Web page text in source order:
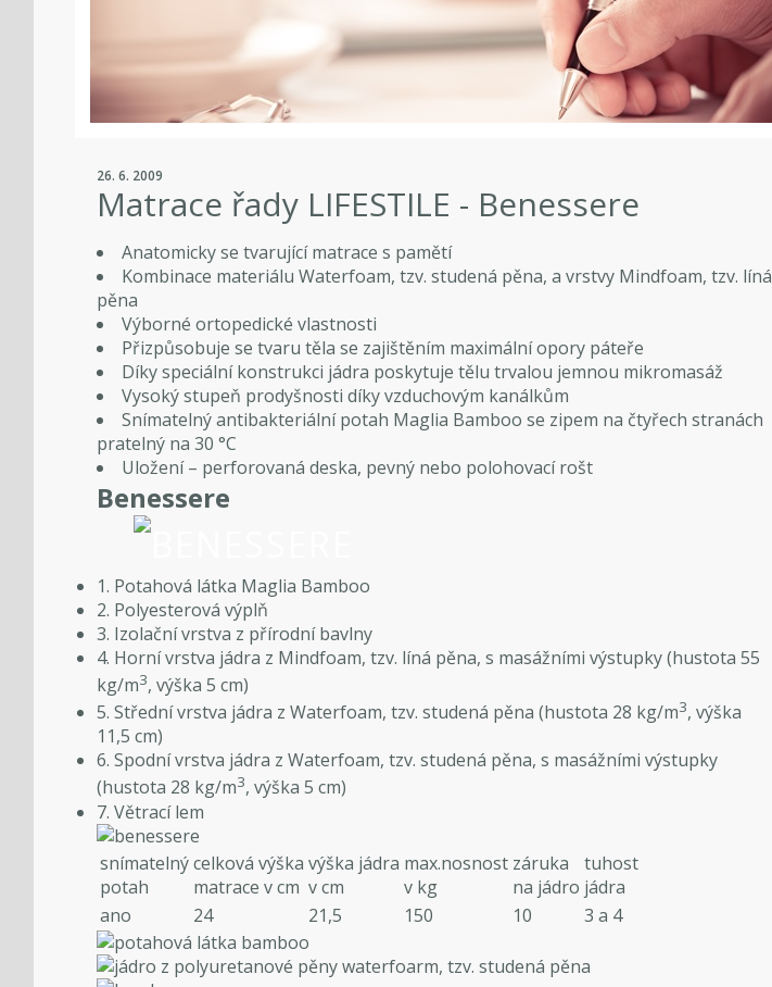
26. 6. 2009
Matrace řady LIFESTILE - Benessere
Anatomicky se tvarující matrace s pamětí
Kombinace materiálu Waterfoam, tzv. studená pěna, a vrstvy Mindfoam, tzv. líná
pěna
Výborné ortopedické vlastnosti
Přizpůsobuje se tvaru těla se zajištěním maximální opory páteře
Díky speciální konstrukci jádra poskytuje tělu trvalou jemnou mikromasáž
Vysoký stupeň prodyšnosti díky vzduchovým kanálkům
Snímatelný antibakteriální potah Maglia Bamboo se zipem na čtyřech stranách
pratelný na 30 °C
Uložení – perforovaná deska, pevný nebo polohovací rošt
Benessere
1. Potahová látka Maglia Bamboo
2. Polyesterová výplň
3. Izolační vrstva z přírodní bavlny
4. Horní vrstva jádra z Mindfoam, tzv. líná pěna, s masážními výstupky (hustota 55
kg/m3, výška 5 cm)
5. Střední vrstva jádra z Waterfoam, tzv. studená pěna (hustota 28 kg/m3, výška
11,5 cm)
6. Spodní vrstva jádra z Waterfoam, tzv. studená pěna, s masážními výstupky
(hustota 28 kg/m3, výška 5 cm)
7. Větrací lem
snímatelný
potah
celková výška
matrace v cm
výška jádra
v cm
max.nosnost
v kg
záruka
na jádro
tuhost
jádra
ano
24 21,5 150 10 3 a 4